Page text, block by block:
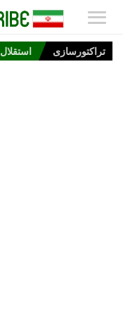
تراکتورسازی استقلال